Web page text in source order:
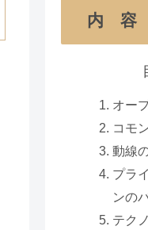
内 容
オー
コモ
動線
プラ
ンの
テク